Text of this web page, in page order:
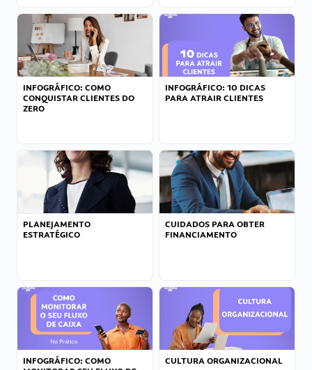
INFOGRÁFICO: COMO
CONQUISTAR CLIENTES DO
ZERO
INFOGRÁFICO: 10 DICAS
PARA ATRAIR CLIENTES
PLANEJAMENTO
ESTRATÉGICO
CUIDADOS PARA OBTER
FINANCIAMENTO
INFOGRÁFICO: COMO
CULTURA ORGANIZACIONAL